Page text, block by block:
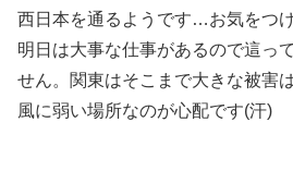
西日本を通るようです…お気をつ
明日は大事な仕事があるので這っ
せん。関東はそこまで大きな被害
風に弱い場所なのが心配です(汗)